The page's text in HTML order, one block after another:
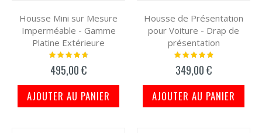
Housse Mini sur Mesure
Imperméable - Gamme
Platine Extérieure
Notation:
495,00 €
AJOUTER AU PANIER
Housse de Présentation
pour Voiture - Drap de
présentation
Notation:
349,00 €
AJOUTER AU PANIER